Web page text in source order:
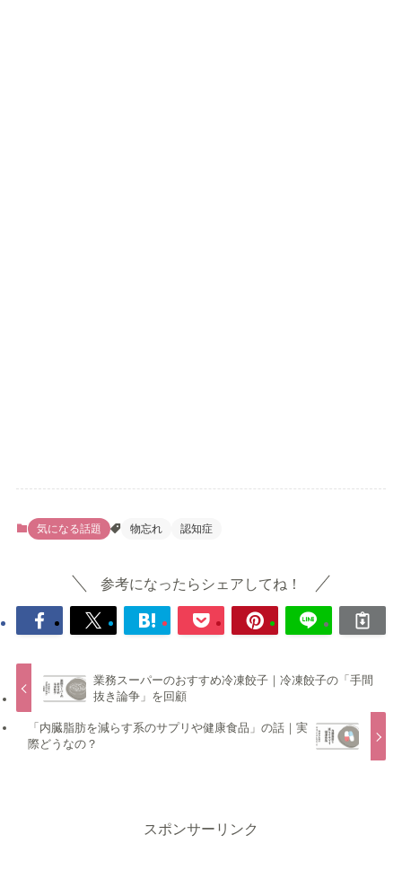
気になる話題 物忘れ 認知症
参考になったらシェアしてね！
業務スーパーのおすすめ冷凍餃子｜冷凍餃子の「手間
抜き論争」を回顧
「内臓脂肪を減らす系のサプリや健康食品」の話｜実
際どうなの？
スポンサーリンク